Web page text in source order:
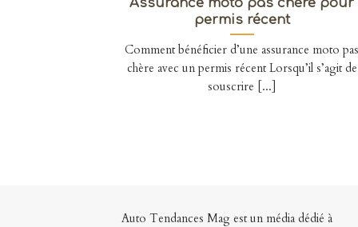
permis récent
Comment bénéficier d’une assurance moto pas
chère avec un permis récent Lorsqu’il s’agit de
souscrire [...]
Auto Tendances Mag est un média dédié à